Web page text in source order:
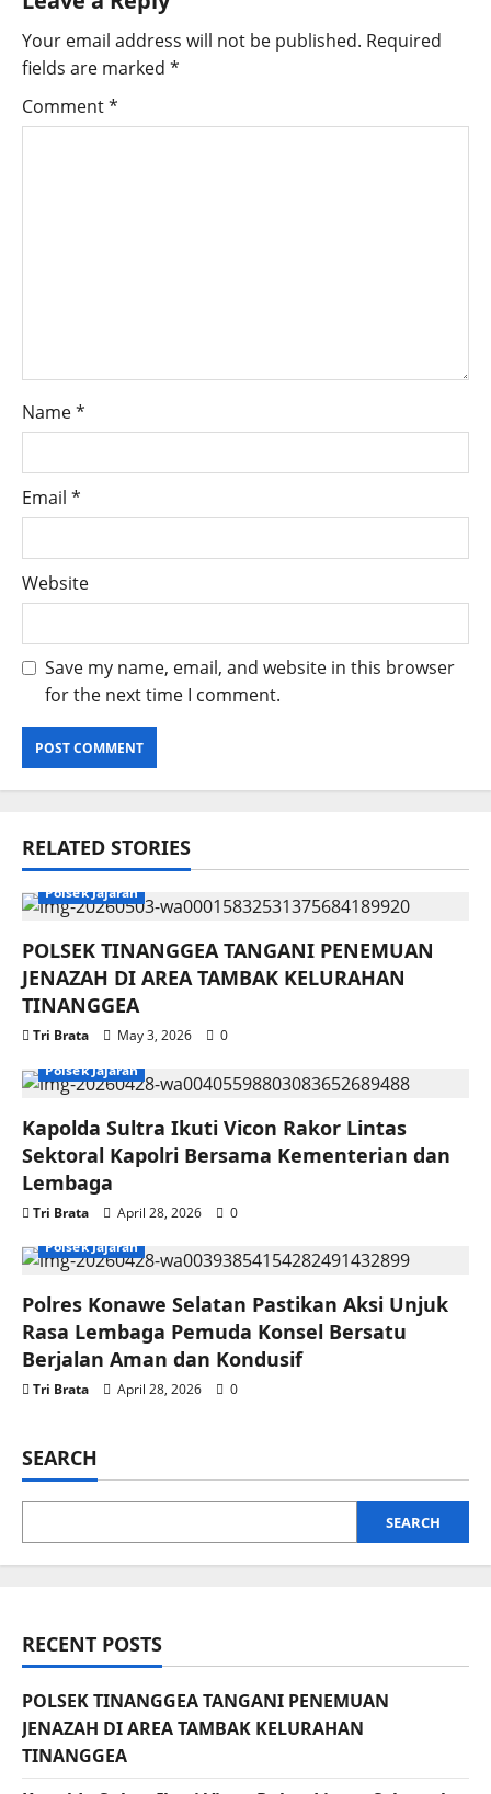
Your email address will not be published. Required
fields are marked *
Comment*
Name*
Email *
Website
Save my name, email, and website in this browser
for the next time I comment.
RELATED STORIES
Polsek Jajaran
POLSEK TINANGGEA TANGANI PENEMUAN
JENAZAH DI AREA TAMBAK KELURAHAN
TINANGGEA
Tri Brata May 3, 2026
0
Polsek Jajaran
Kapolda Sultra Ikuti Vicon Rakor Lintas
Sektoral Kapolri Bersama Kementerian dan
Lembaga
Tri Brata April 28, 2026
0
Polsek Jajaran
Polres Konawe Selatan Pastikan Aksi Unjuk
Rasa Lembaga Pemuda Konsel Bersatu
Berjalan Aman dan Kondusif
Tri Brata April 28, 2026 0
SEARCH
SEARCH
RECENT POSTS
POLSEK TINANGGEA TANGANI PENEMUAN
JENAZAH DI AREA TAMBAK KELURAHAN
TINANGGEA